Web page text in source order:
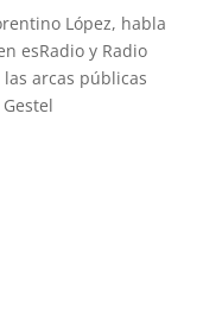
López, habla
esRadio y Radio
las arcas públicas